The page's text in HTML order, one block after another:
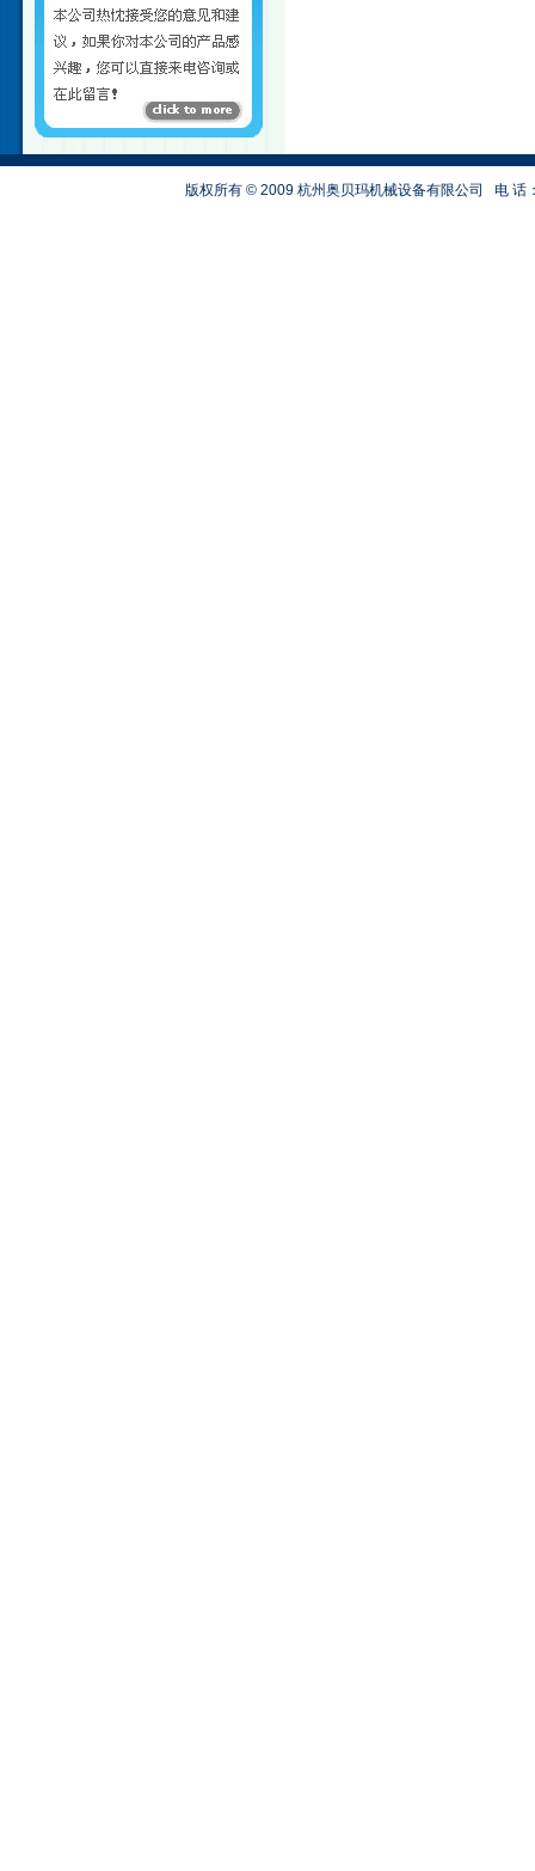
版权所有 © 2009 杭州奥贝玛机械设备有限公司 电 话